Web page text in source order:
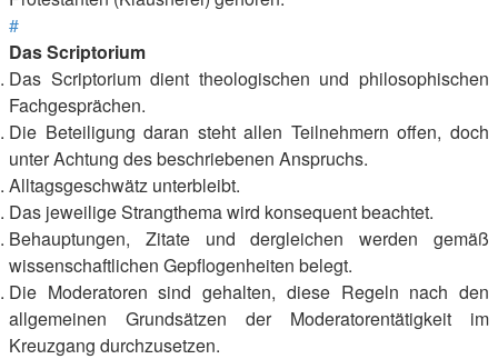
#
Das Scriptorium
Das Scriptorium dient theologischen und philosophischen
Fachgesprächen.
Die Beteiligung daran steht allen Teilnehmern offen, doch
unter Achtung des beschriebenen Anspruchs.
Alltagsgeschwätz unterbleibt.
Das jeweilige Strangthema wird konsequent beachtet.
Behauptungen, Zitate und dergleichen werden gemäß
wissenschaftlichen Gepflogenheiten belegt.
Die Moderatoren sind gehalten, diese Regeln nach den
allgemeinen Grundsätzen der Moderatorentätigkeit im
Kreuzgang durchzusetzen.